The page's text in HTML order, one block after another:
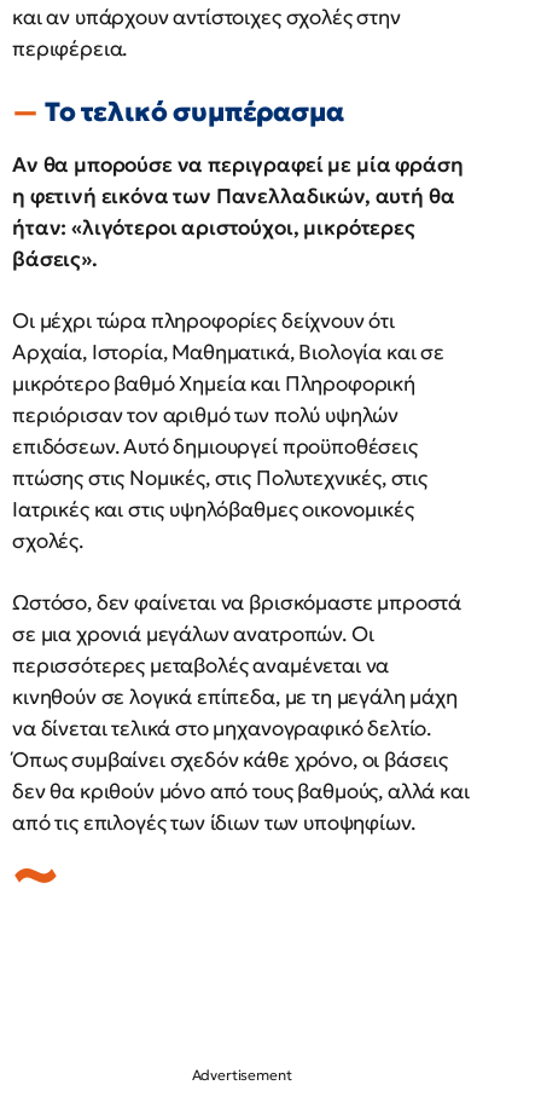
και αν υπάρχουν αντίστοιχες σχολές στην
περιφέρεια.
Το τελικό συμπέρασμα
Αν θα μπορούσε να περιγραφεί με μία φράση
η φετινή εικόνα των Πανελλαδικών, αυτή θα
ήταν: «λιγότεροι αριστούχοι, μικρότερες
βάσεις».
Οι μέχρι τώρα πληροφορίες δείχνουν ότι
Αρχαία, Ιστορία, Μαθηματικά, Βιολογία και σε
μικρότερο βαθμό Χημεία και Πληροφορική
περιόρισαν τον αριθμό των πολύ υψηλών
επιδόσεων. Αυτό δημιουργεί προϋποθέσεις
πτώσης στις Νομικές, στις Πολυτεχνικές, στις
Ιατρικές και στις υψηλόβαθμες οικονομικές
σχολές.
Ωστόσο, δεν φαίνεται να βρισκόμαστε μπροστά
σε μια χρονιά μεγάλων ανατροπών. Οι
περισσότερες μεταβολές αναμένεται να
κινηθούν σε λογικά επίπεδα, με τη μεγάλη μάχη
να δίνεται τελικά στο μηχανογραφικό δελτίο.
Όπως συμβαίνει σχεδόν κάθε χρόνο, οι βάσεις
δεν θα κριθούν μόνο από τους βαθμούς, αλλά και
από τις επιλογές των ίδιων των υποψηφίων.